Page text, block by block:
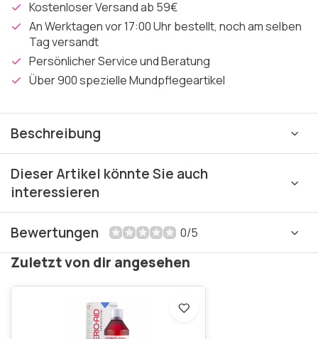
Kostenloser Versand ab 59€
An Werktagen vor 17:00 Uhr bestellt, noch am selben
Tag versandt
Persönlicher Service und Beratung
Über 900 spezielle Mundpflegeartikel
Beschreibung
Dieser Artikel könnte Sie auch
interessieren
Bewertungen 0/5
Zuletzt von dir angesehen